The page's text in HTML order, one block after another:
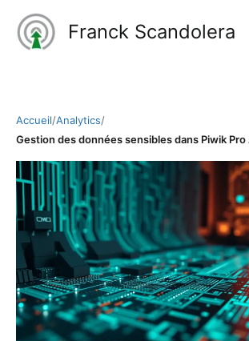
contenu
Franck Scandolera
Accueil/Analytics/
Gestion des données sensibles dans Piwik